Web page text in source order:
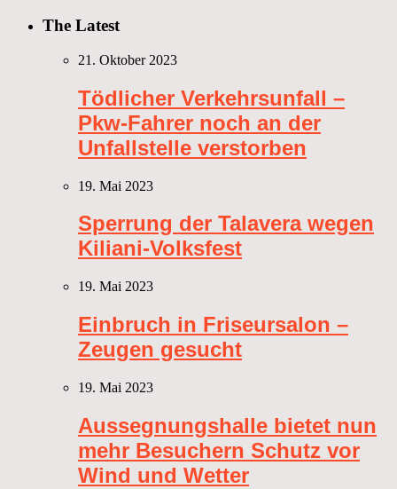
The Latest
21. Oktober 2023
Tödlicher Verkehrsunfall –
Pkw-Fahrer noch an der
Unfallstelle verstorben
19. Mai 2023
Sperrung der Talavera wegen
Kiliani-Volksfest
19. Mai 2023
Einbruch in Friseursalon –
Zeugen gesucht
19. Mai 2023
Aussegnungshalle bietet nun
mehr Besuchern Schutz vor
Wind und Wetter